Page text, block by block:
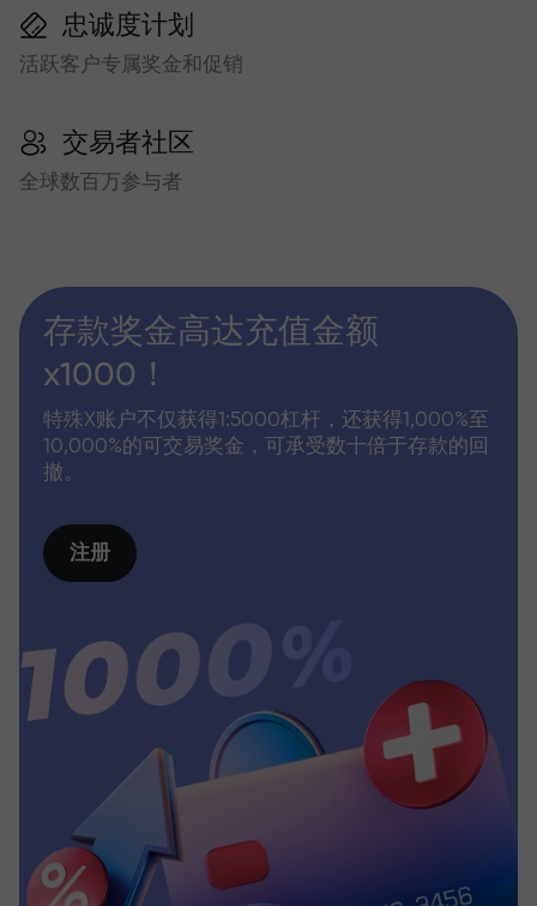
忠诚度计划
活跃客户专属奖金和促销
交易者社区
全球数百万参与者
存款奖金高达充值金额
x1000！
特殊X账户不仅获得1:5000杠杆，还获得1,000%至
10,000%的可交易奖金，可承受数十倍于存款的回
撤。
注册